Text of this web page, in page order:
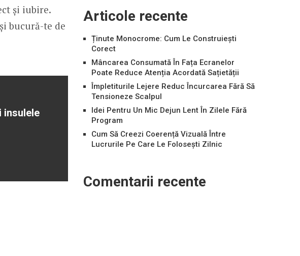
și iubire.
bucură-te de
insulele
Articole recente
Ținute Monocrome: Cum Le Construiești
Corect
Mâncarea Consumată În Fața Ecranelor
Poate Reduce Atenția Acordată Sațietății
Împletiturile Lejere Reduc Încurcarea Fără Să
Tensioneze Scalpul
Idei Pentru Un Mic Dejun Lent În Zilele Fără
Program
Cum Să Creezi Coerență Vizuală Între
Lucrurile Pe Care Le Folosești Zilnic
Comentarii recente